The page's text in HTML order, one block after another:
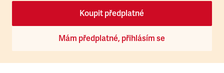
Koupit předplatné
Mám předplatné, přihlásím se